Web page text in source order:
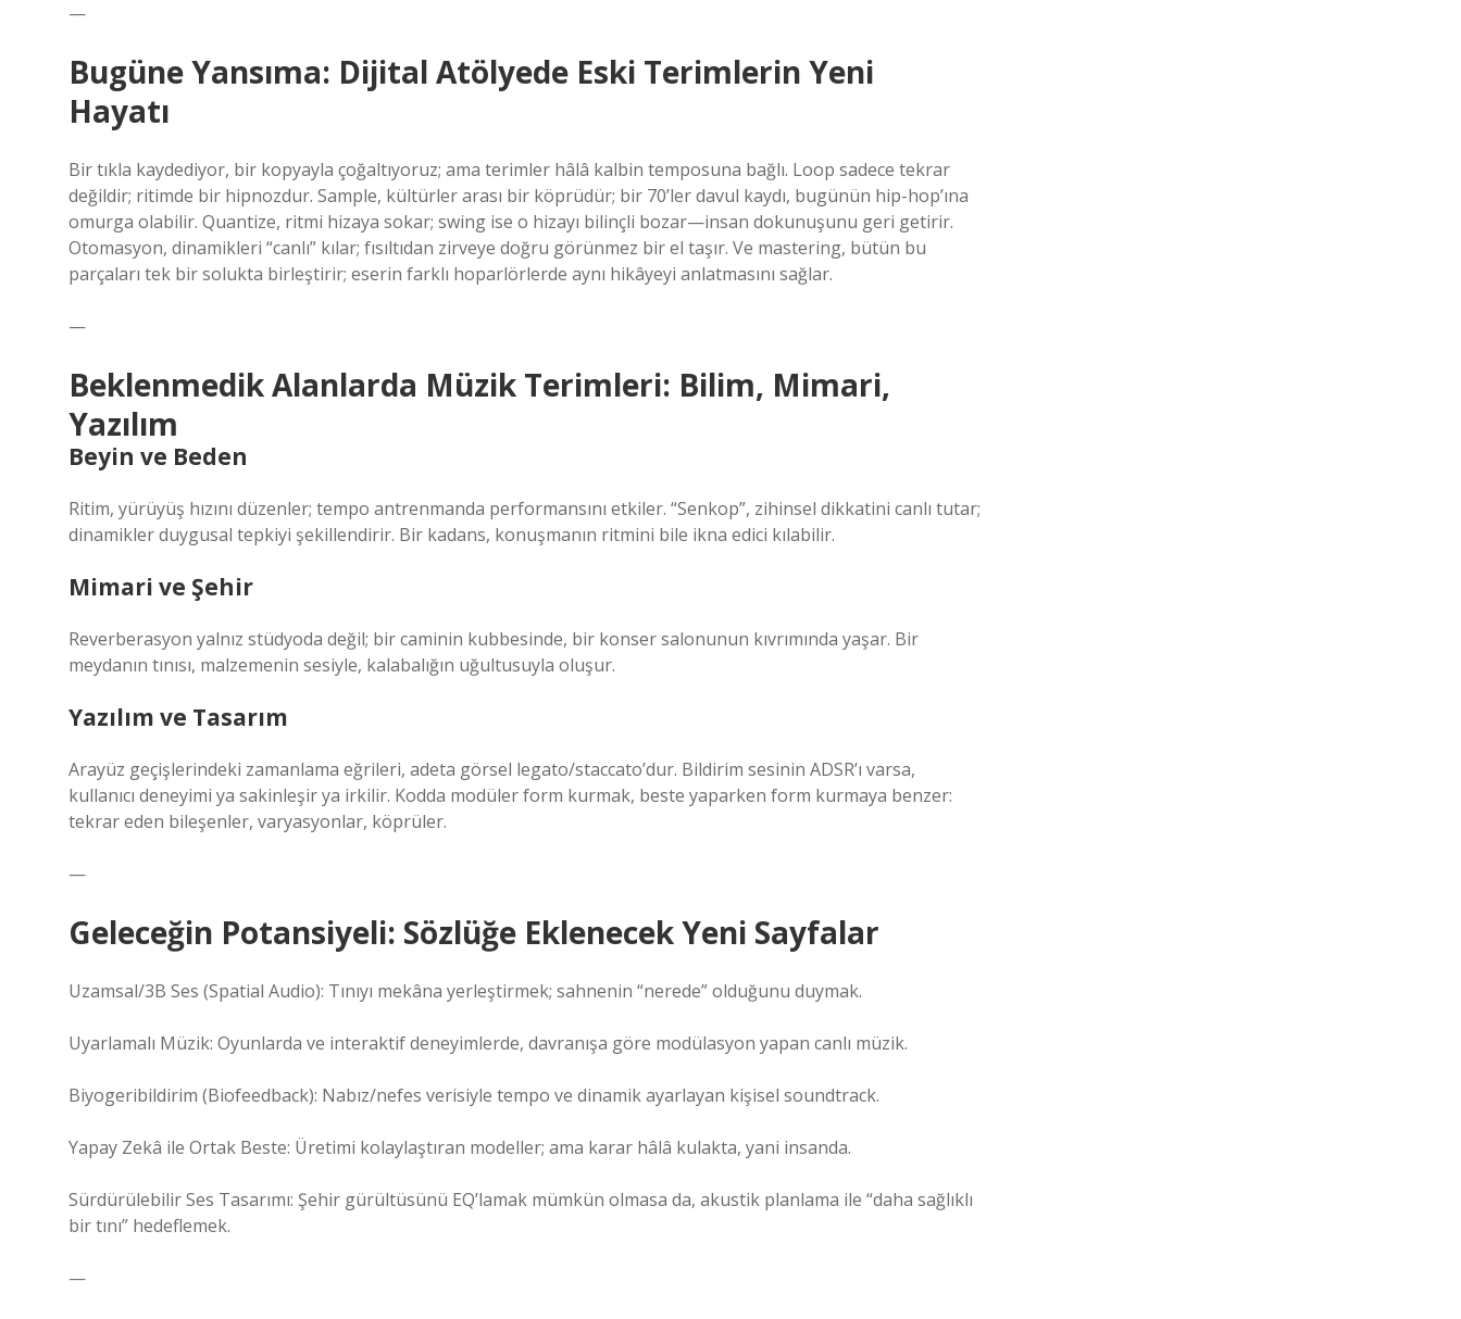
—
Bugüne Yansıma: Dijital Atölyede Eski Terimlerin Yeni
Hayatı
Bir tıkla kaydediyor, bir kopyayla çoğaltıyoruz; ama terimler hâlâ kalbin temposuna bağlı. Loop sadece tekrar
değildir; ritimde bir hipnozdur. Sample, kültürler arası bir köprüdür; bir 70’ler davul kaydı, bugünün hip-hop’ına
omurga olabilir. Quantize, ritmi hizaya sokar; swing ise o hizayı bilinçli bozar—insan dokunuşunu geri getirir.
Otomasyon, dinamikleri “canlı” kılar; fısıltıdan zirveye doğru görünmez bir el taşır. Ve mastering, bütün bu
parçaları tek bir solukta birleştirir; eserin farklı hoparlörlerde aynı hikâyeyi anlatmasını sağlar.
—
Beklenmedik Alanlarda Müzik Terimleri: Bilim, Mimari,
Yazılım
Beyin ve Beden
Ritim, yürüyüş hızını düzenler; tempo antrenmanda performansını etkiler. “Senkop”, zihinsel dikkatini canlı tutar;
dinamikler duygusal tepkiyi şekillendirir. Bir kadans, konuşmanın ritmini bile ikna edici kılabilir.
Mimari ve Şehir
Reverberasyon yalnız stüdyoda değil; bir caminin kubbesinde, bir konser salonunun kıvrımında yaşar. Bir
meydanın tınısı, malzemenin sesiyle, kalabalığın uğultusuyla oluşur.
Yazılım ve Tasarım
Arayüz geçişlerindeki zamanlama eğrileri, adeta görsel legato/staccato’dur. Bildirim sesinin ADSR’ı varsa,
kullanıcı deneyimi ya sakinleşir ya irkilir. Kodda modüler form kurmak, beste yaparken form kurmaya benzer:
tekrar eden bileşenler, varyasyonlar, köprüler.
—
Geleceğin Potansiyeli: Sözlüğe Eklenecek Yeni Sayfalar
Uzamsal/3B Ses (Spatial Audio): Tınıyı mekâna yerleştirmek; sahnenin “nerede” olduğunu duymak.
Uyarlamalı Müzik: Oyunlarda ve interaktif deneyimlerde, davranışa göre modülasyon yapan canlı müzik.
Biyogeribildirim (Biofeedback): Nabız/nefes verisiyle tempo ve dinamik ayarlayan kişisel soundtrack.
Yapay Zekâ ile Ortak Beste: Üretimi kolaylaştıran modeller; ama karar hâlâ kulakta, yani insanda.
Sürdürülebilir Ses Tasarımı: Şehir gürültüsünü EQ’lamak mümkün olmasa da, akustik planlama ile “daha sağlıklı
bir tını” hedeflemek.
—